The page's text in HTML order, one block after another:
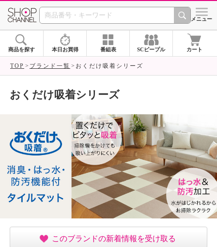
SHOP CHANNEL ショッ
メニュー
商品を探す 本日お買得 番組表 SCピープル カート
TOP ブランド一覧 おくだけ吸着シリーズ
おくだけ吸着シリーズ
このブランドの新着情報を受け取る